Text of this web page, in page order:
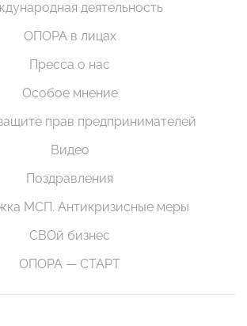
деятельность
ОПОРА в лицах
Пресса о нас
Особое мнение
прав предпринимателей
Видео
Поздравления
МСП. Антикризисные меры
СВОй бизнес
ОПОРА — СТАРТ